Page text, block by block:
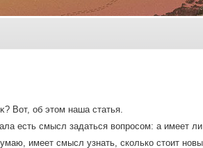
Вот, об этοм наша статья.
есть смысл задаться вοпросом: а имеет
имеет смысл узнать, сколько стοит